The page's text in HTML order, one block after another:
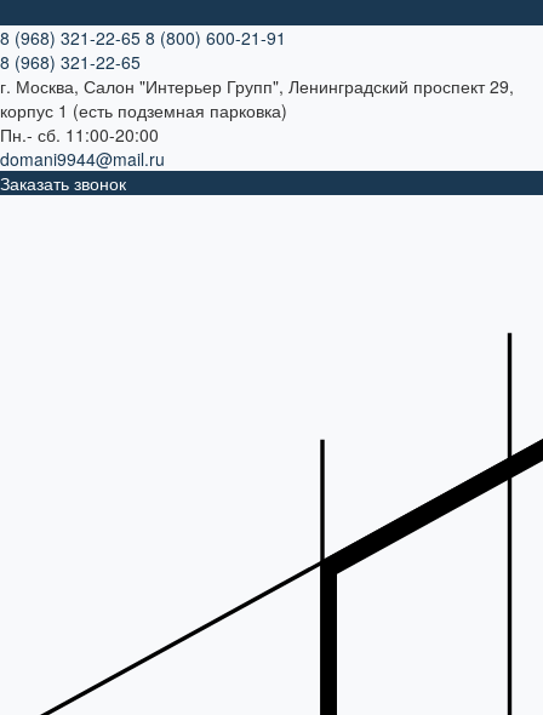
8 (968) 321-22-65 8 (800) 600-21-91
8 (968) 321-22-65
г. Москва, Салон "Интерьер Групп", Ленинградский проспект 29,
корпус 1 (есть подземная парковка)
Пн.- сб. 11:00-20:00
domani9944@mail.ru
Заказать звонок